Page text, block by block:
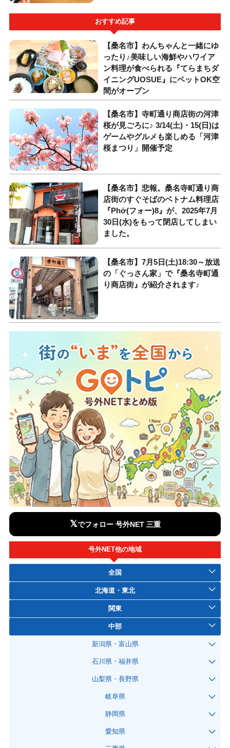
おすすめ記事
【桑名市】わんちゃんと一緒にゆ
ったり♪美味しい海鮮やハワイア
ン料理が食べられる『てらまちダ
イニングUOSUE』にペットOK空
間がオープン
【桑名市】寺町通り商店街の河津
桜が見ごろに♪ 3/14(土)・15(日)は
ゲームやグルメも楽しめる「河津
桜まつり」開催予定
【桑名市】悲報。桑名寺町通り商
店街のすぐそばのベトナム料理店
『Phở(フォー)8』が、2025年7月
30日(水)をもって閉店してしまい
ました。
【桑名市】7月5日(土)18:30～放送
の「ぐっさん家」で『桑名寺町通
り商店街』が紹介されます♪
𝕏でフォロー 号外NET 三重
号外NET他の地域
全国
北海道・東北
関東
中部
新潟県・富山県
石川県・福井県
山梨県・長野県
岐阜県
静岡県
愛知県